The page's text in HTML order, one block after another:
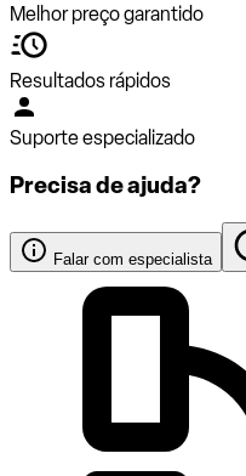
Melhor preço garantido
Resultados rápidos
Suporte especializado
Precisa de ajuda?
Falar com especialista